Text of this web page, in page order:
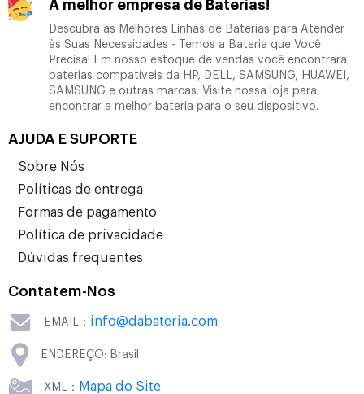
A melhor empresa de Baterias!
Descubra as Melhores Linhas de Baterias para Atender
às Suas Necessidades - Temos a Bateria que Você
Precisa! Em nosso estoque de vendas você encontrará
baterias compatíveis da HP, DELL, SAMSUNG, HUAWEI,
SAMSUNG e outras marcas. Visite nossa loja para
encontrar a melhor bateria para o seu dispositivo.
AJUDA E SUPORTE
Sobre Nós
Políticas de entrega
Formas de pagamento
Política de privacidade
Dúvidas frequentes
Contatem-Nos
EMAIL： info@dabateria.com
ENDEREÇO: Brasil
XML： Mapa do Site